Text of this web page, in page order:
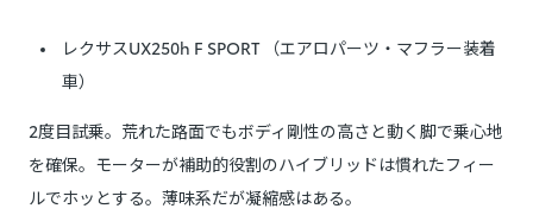
レクサスUX250h F SPORT （エアロパーツ・マフラー装着
車）
2度目試乗。荒れた路面でもボディ剛性の高さと動く脚で乗心地
を確保。モーターが補助的役割のハイブリッドは慣れたフィー
ルでホッとする。薄味系だが凝縮感はある。